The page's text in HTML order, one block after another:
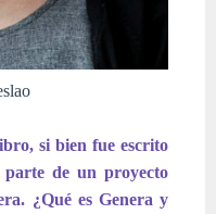
si bien fue escrito
de un proyecto
¿Qué es Genera y